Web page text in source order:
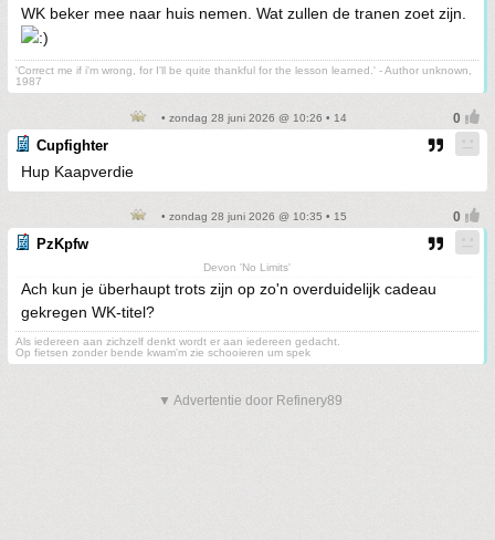
WK beker mee naar huis nemen. Wat zullen de tranen zoet zijn.
'Correct me if i'm wrong, for I'll be quite thankful for the lesson learned.' - Author unknown,
1987
• zondag 28 juni 2026 @ 10:26 • 14
Cupfighter
Hup Kaapverdie
• zondag 28 juni 2026 @ 10:35 • 15
PzKpfw
Devon 'No Limits'
Ach kun je überhaupt trots zijn op zo'n overduidelijk cadeau
gekregen WK-titel?
Als iedereen aan zichzelf denkt wordt er aan iedereen gedacht.
Op fietsen zonder bende kwam'm zie schooieren um spek
▼ Advertentie door Refinery89